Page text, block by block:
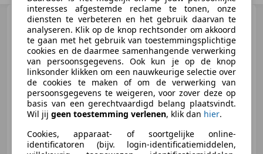
Mercedes-Benz CLK 240
Cabrio Avantgarde V6 /
Youngtimer / Carplay / Leer
€ 12.950
interesses afgestemde reclame te tonen, onze
diensten te verbeteren en het gebruik daarvan te
analyseren. Klik op de knop rechtsonder om akkoord
te gaan met het gebruik van toestemmingsplichtige
cookies en de daarmee samenhangende verwerking
van persoonsgegevens. Ook kun je op de knop
linksonder klikken om een nauwkeurige selectie over
de cookies te maken of om de verwerking van
persoonsgegevens te weigeren, voor zover deze op
basis van een gerechtvaardigd belang plaatsvindt.
Wil jij geen toestemming verlenen, klik dan hier.
Cookies, apparaat- of soortgelijke online-
identificatoren (bijv. login-identificatiemiddelen,